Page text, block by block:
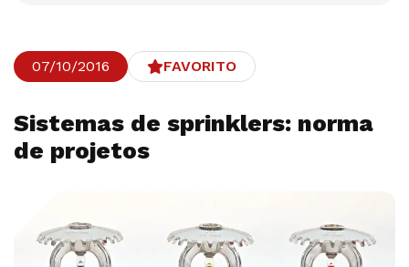
07/10/2016 FAVORITO
Sistemas de sprinklers: norma
de projetos